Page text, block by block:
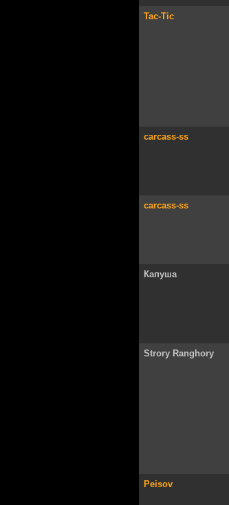
Tac-Tic
carcass-ss
carcass-ss
Капуша
Strory Ranghory
Peisov